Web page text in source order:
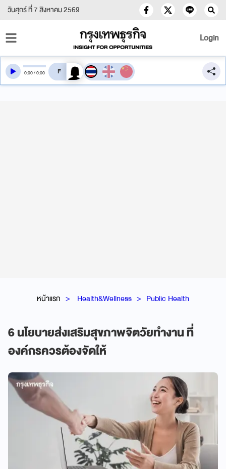
วันศุกร์ ที่ 7 สิงหาคม 2569
Login
หน้าแรก Health&Wellness Public Health
6 นโยบายส่งเสริมสุขภาพจิตวัยทำงาน ที่
องค์กรควรต้องจัดให้
0:00/0:00 สลับเสียงอ่าน